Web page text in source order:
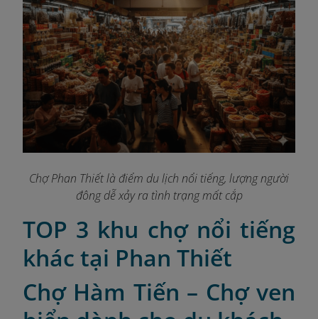
Chợ Phan Thiết là điểm du lịch nổi tiếng, lượng người
đông dễ xảy ra tình trạng mất cắp
TOP 3 khu chợ nổi tiếng
khác tại Phan Thiết
Chợ Hàm Tiến – Chợ ven